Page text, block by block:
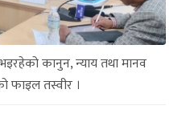
कानुन, न्याय तथा मानव
फाइल तस्वीर ।